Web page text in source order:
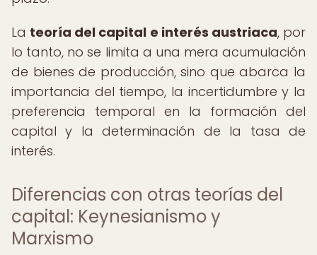
La teoría del capital e interés austriaca, por
lo tanto, no se limita a una mera acumulación
de bienes de producción, sino que abarca la
importancia del tiempo, la incertidumbre y la
preferencia temporal en la formación del
capital y la determinación de la tasa de
interés.
Diferencias con otras teorías del
capital: Keynesianismo y
Marxismo